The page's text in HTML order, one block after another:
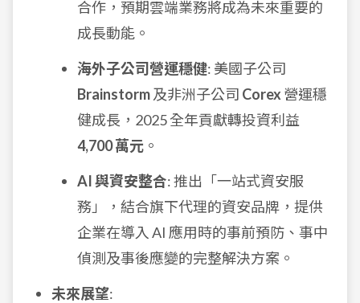
合作，預期雲端業務將成為未來重要的
成長動能。
海外子公司營運穩健: 美國子公司
Brainstorm及非洲子公司 Corex 營運穩
健成長，2025 全年貢獻轉投資利益
4,700 萬元 。
AI 與資安整合: 推出「一站式資安服
務」，結合旗下代理的資安品牌，提供
企業在導入 AI 應用時的事前預防、事中
偵測及事後應變的完整解決方案。
未來展望: